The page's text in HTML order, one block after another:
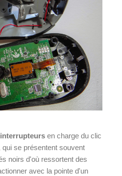
en charge du clic
qui se présentent souvent
noirs d'où ressortent des
avec la pointe d'un